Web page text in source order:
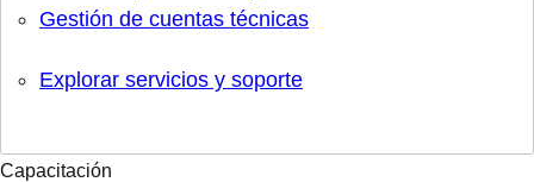
Gestión de cuentas técnicas
Explorar servicios y soporte
Capacitación